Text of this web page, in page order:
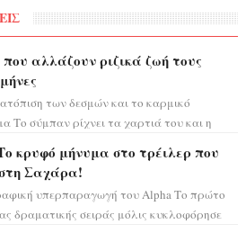
αλλάζουν ριζικά ζωή τους
των δεσμών και το καρμικό
Το σύμπαν ρίχνει τα χαρτιά του και η
κρυφό μήνυμα στο τρέιλερ που
Σαχάρα!
υπερπαραγωγή του Alpha Το πρώτο
δραματικής σειράς μόλις κυκλοφόρησε